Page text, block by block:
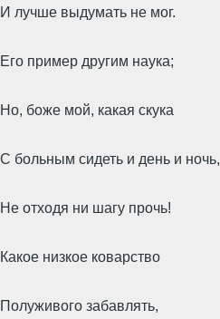
И лучше выдумать не мог.
Его пример другим наука;
Но, боже мой, какая скука
С больным сидеть и день и ночь,
Не отходя ни шагу прочь!
Какое низкое коварство
Полуживого забавлять,